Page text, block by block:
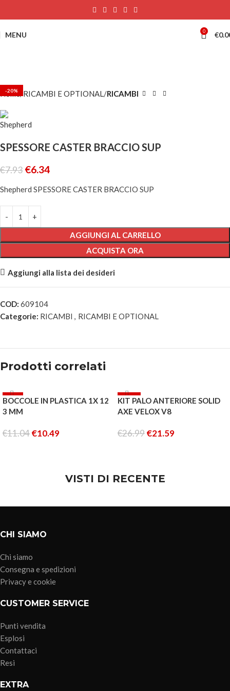
MENU 0 €
-20%
Home RICAMBI E OPTIONAL RICAMBI
SPESSORE CASTER BRACCIO SUP
€7.93 €6.34
Shepherd SPESSORE CASTER BRACCIO SUP
AGGIUNGI AL CARRELLO
ACQUISTA ORA
Aggiungi alla lista dei desideri
COD: 609104
Categorie: RICAMBI , RICAMBI E OPTIONAL
Prodotti correlati
-5%
BOCCOLE IN PLASTICA 1X 12
3 MM
€11.04€10.49
-20%
KIT PALO ANTERIORE SOLID
AXE VELOX V8
€26.99€21.59
VISTI DI RECENTE
CHI SIAMO
Chi siamo
Consegna e spedizioni
Privacy e cookie
CUSTOMER SERVICE
Punti vendita
Esplosi
Contattaci
Resi
EXTRA